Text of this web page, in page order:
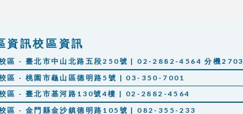
資訊校區資訊
區 - 臺北市中山北路五段250號 | 02-2882-4564 分機2703
區 - 桃園市龜山區德明路5號 | 03-350-7001
區 - 臺北市基河路130號4樓 | 02-2882-4564
區 - 金門縣金沙鎮德明路105號 | 082-355-233